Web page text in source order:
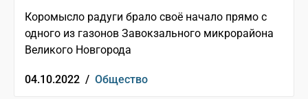
Коромысло радуги брало своё начало прямо с
одного из газонов Завокзального микрорайона
Великого Новгорода
04.10.2022 / Общество